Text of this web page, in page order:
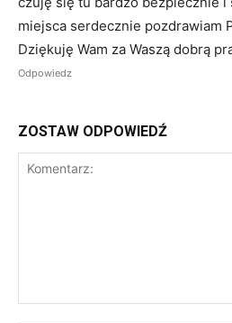
miejsca serdecznie pozdrawiam
Dziękuję Wam za Waszą dobrą
Odpowiedz
ZOSTAW ODPOWIEDŹ